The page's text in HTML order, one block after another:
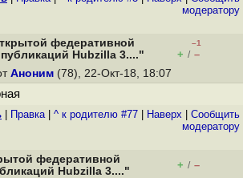
модератору
федеративной
Hubzilla 3...."
–1
+ / –
Аноним (78), 22-Окт-18, 18:07
Правка| ^ к родителю #77 Наверх
Cообщить
модератору
федеративной
Hubzilla 3...."
+ / –